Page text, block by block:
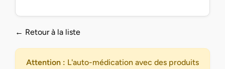
← Retour à la liste
Attention : L'auto-médication avec des produits